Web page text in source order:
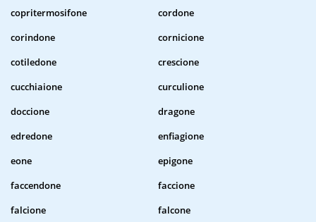
copritermosifone
cordone
corindone
cornicione
cotiledone
crescione
cucchiaione
curculione
doccione
dragone
edredone
enfiagione
eone
epigone
faccendone
faccione
falcione
falcone